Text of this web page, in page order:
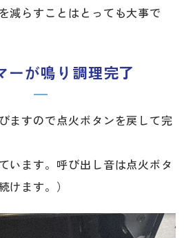
減らすことはとっても大事で
が鳴り調理完了
ますので点火ボタンを戻して完
います。呼び出し音は点火ボタ
けます。）